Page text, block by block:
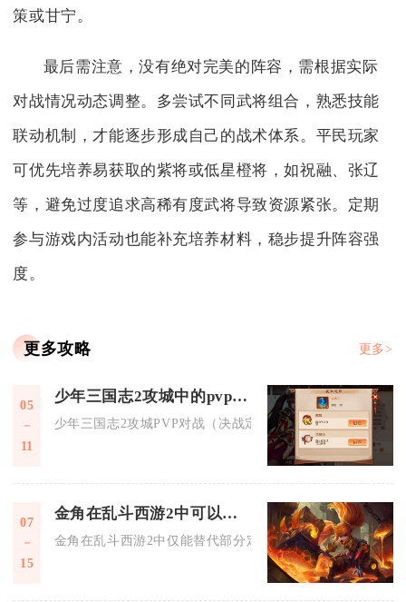
策或甘宁。
最后需注意，没有绝对完美的阵容，需根据实际
对战情况动态调整。多尝试不同武将组合，熟悉技能
联动机制，才能逐步形成自己的战术体系。平民玩家
可优先培养易获取的紫将或低星橙将，如祝融、张辽
等，避免过度追求高稀有度武将导致资源紧张。定期
参与游戏内活动也能补充培养材料，稳步提升阵容强
度。
更多攻略 更多>
05
11
少年三国志2攻城中的pvp对战如何挑战
少年三国志2攻城PVP对战（决战定军山）核心是5v5分路对
07
15
金角在乱斗西游2中可以替代其他英雄吗
金角在乱斗西游2中仅能替代部分定位重合的近战物理突进